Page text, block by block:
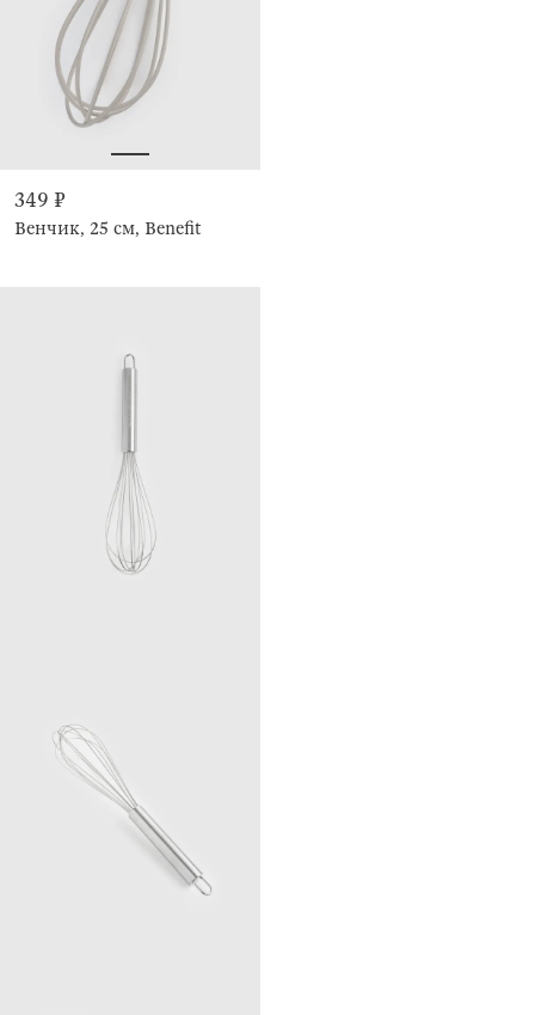
349 ₽
Венчик, 25 см, Benefit